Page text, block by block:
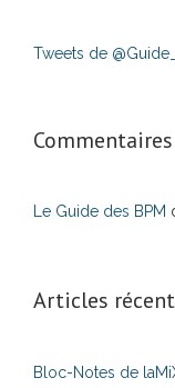
Tweets de
Le Guide des BPM
Articles
Bloc-Notes de